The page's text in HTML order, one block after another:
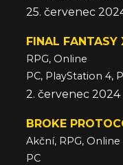
25. červenec
FINAL FANTASY
RPG, Online
PC, PlayStation 4,
2. červenec 2024
BROKE
Akční, RPG, Online
PC